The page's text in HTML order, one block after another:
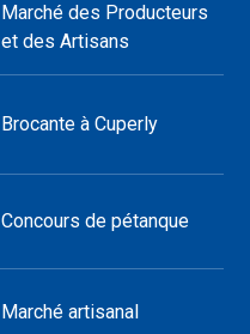
Marché des Producteurs
et des Artisans
Brocante à Cuperly
Concours de pétanque
Marché artisanal